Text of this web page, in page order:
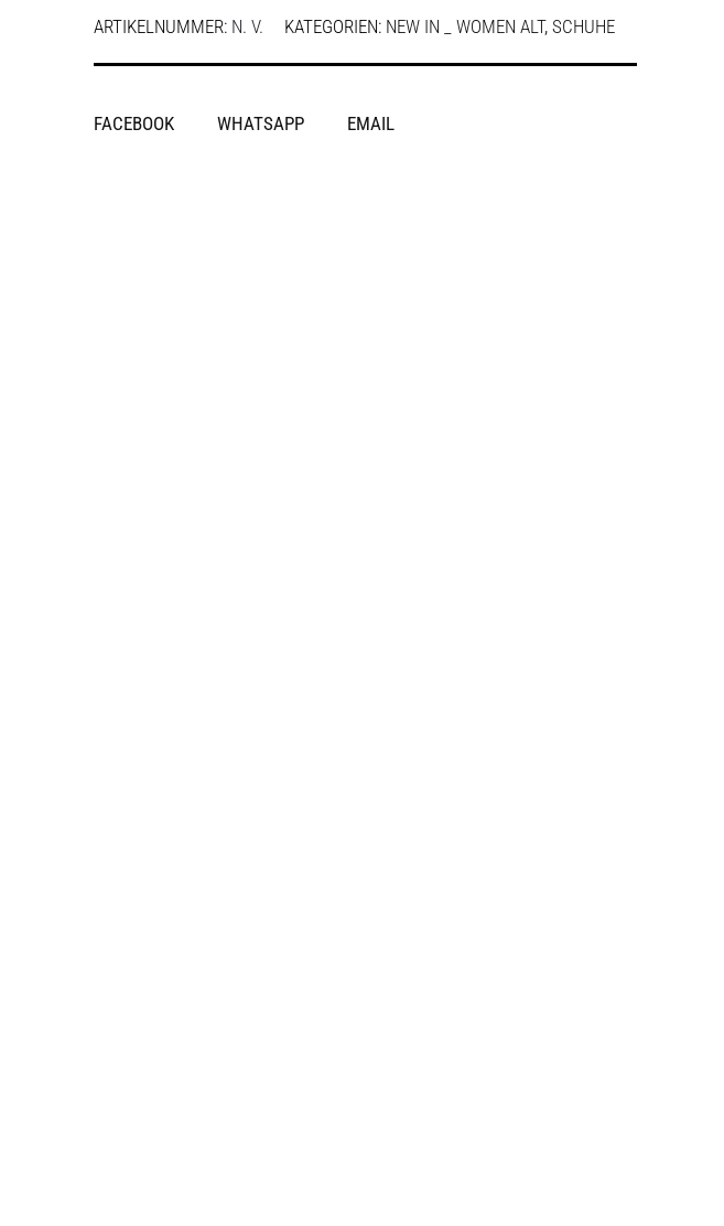
ARTIKELNUMMER: N. V. KATEGORIEN: NEW IN _ WOMEN ALT, SCHUHE
SHARE
FACEBOOK WHATSAPP EMAIL